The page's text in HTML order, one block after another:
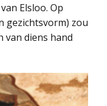
Elsloo. Op
gezichtsvorm) zou
van diens hand